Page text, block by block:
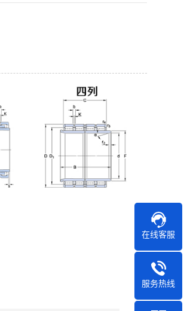
在线客服
服务热线